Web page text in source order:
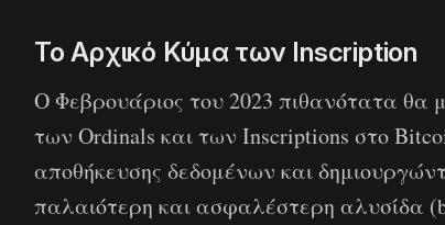
Το Αρχικό Κύμα των Inscription
Ο Φεβρουάριος του 2023 πιθανότατα θα
των Ordinals και των Inscriptions στο
αποθήκευσης δεδομένων και
παλαιότερη και ασφαλέστερη αλυσίδα